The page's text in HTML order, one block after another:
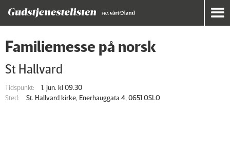
Familiemesse på norsk
St Hallvard
Tidspunkt:
1. jun. kl 09.30
Sted:
St. Hallvard kirke, Enerhauggata 4, 0651 OSLO